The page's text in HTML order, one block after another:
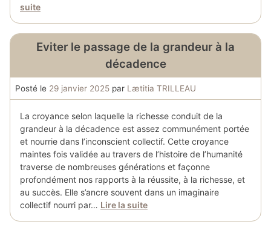
suite
Eviter le passage de la grandeur à la
décadence
Posté le 29 janvier 2025 par Lætitia TRILLEAU
La croyance selon laquelle la richesse conduit de la
grandeur à la décadence est assez communément portée
et nourrie dans l’inconscient collectif. Cette croyance
maintes fois validée au travers de l’histoire de l’humanité
traverse de nombreuses générations et façonne
profondément nos rapports à la réussite, à la richesse, et
au succès. Elle s’ancre souvent dans un imaginaire
collectif nourri par… Lire la suite